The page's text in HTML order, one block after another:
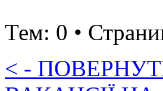
Тем: 0 •
< -